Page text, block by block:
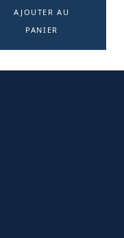
AJOUTER AU
PANIER